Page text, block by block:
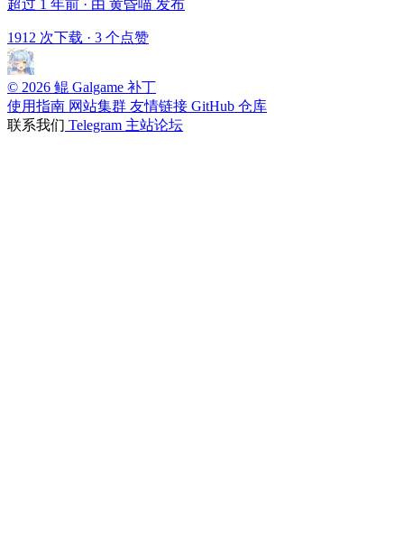
超过 1 年前 · 由 黄昏喵 发布
1912 次下载 · 3 个点赞
© 2026 鲲 Galgame 补丁
使用指南 网站集群 友情链接 GitHub 仓库
联系我们 Telegram 主站论坛